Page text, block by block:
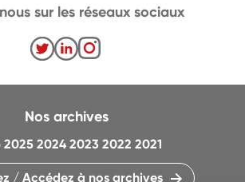
Nos archives
2025 2024 2023 2022 2021
/ Accédez à nos archives
sur les réseaux sociaux